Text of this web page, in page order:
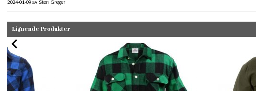
2024-01-09av Sten Greger
Lignende Produkter